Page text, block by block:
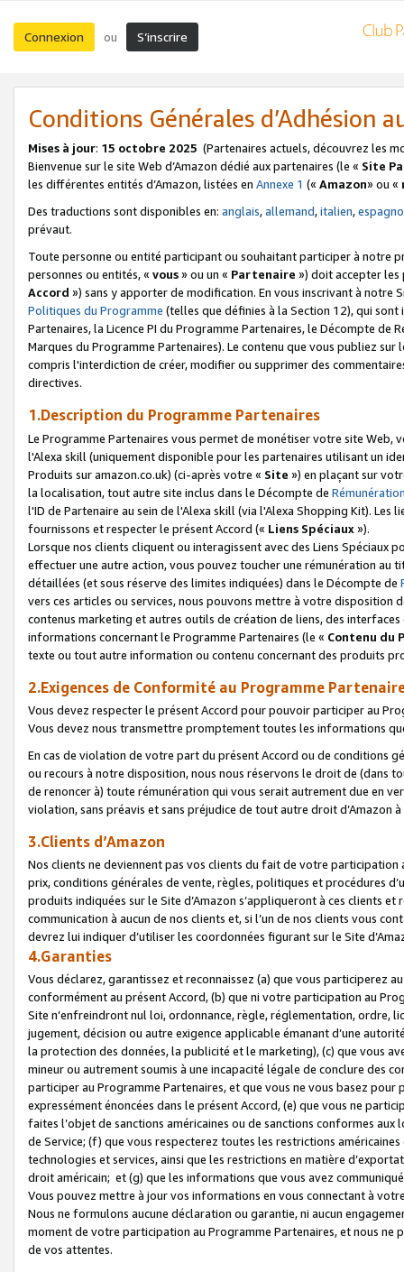
Connexion ou S’inscrire
Conditions Générales d’Adhésion
Mises à jour: 15 octobre 2025 (Partenaires actuels, découvrez les
Bienvenue sur le site Web d’Amazon dédié aux partenaires (le « Site
les différentes entités d’Amazon, listées en Annexe 1 (« Amazon» ou «
Des traductions sont disponibles en: anglais,allemand,italien,
prévaut.
Toute personne ou entité participant ou souhaitant participer à notre
personnes ou entités, « vous» ou un « Partenaire ») doit accepter les
Accord ») sans y apporter de modification. En vous inscrivant à notre
Politiques du Programme (telles que définies à la Section 12), qui
Partenaires, la Licence PI du Programme Partenaires, le Décompte de
Marques du Programme Partenaires). Le contenu que vous publiez
compris l'interdiction de créer, modifier ou supprimer des
directives.
1.Description du Programme Partenaires
Le Programme Partenaires vous permet de monétiser votre site Web,
l'Alexa skill (uniquement disponible pour les partenaires utilisant un
Produits sur amazon.co.uk) (ci-après votre « Site ») en plaçant sur
la localisation, tout autre site inclus dans le Décompte de
l'ID de Partenaire au sein de l'Alexa skill (via l'Alexa Shopping Kit).
fournissons et respecter le présent Accord (« Liens Spéciaux»).
Lorsque nos clients cliquent ou interagissent avec des Liens Spéciaux
effectuer une autre action, vous pouvez toucher une rémunération
détaillées (et sous réserve des limites indiquées) dans le Décompte de
vers ces articles ou services, nous pouvons mettre à votre disposition
contenus marketing et autres outils de création de liens, des
informations concernant le Programme Partenaires (le « Contenu du
texte ou tout autre information ou contenu concernant des produits
2.Exigences de Conformité au Programme
Vous devez respecter le présent Accord pour pouvoir participer au
Vous devez nous transmettre promptement toutes les informations
En cas de violation de votre part du présent Accord ou de conditions
ou recours à notre disposition, nous nous réservons le droit de (dans
de renoncer à) toute rémunération qui vous serait autrement due en
violation, sans préavis et sans préjudice de tout autre droit
3.Clients d’Amazon
Nos clients ne deviennent pas vos clients du fait de votre
prix, conditions générales de vente, règles, politiques et procédures
produits indiquées sur le Site d’Amazon s’appliqueront à ces clients
communication à aucun de nos clients et, si l’un de nos clients vous
devrez lui indiquer d’utiliser les coordonnées figurant sur le Site
4.Garanties
Vous déclarez, garantissez et reconnaissez (a) que vous participerez
conformément au présent Accord, (b) que ni votre participation au
Site n’enfreindront nul loi, ordonnance, règle, réglementation, ordre,
jugement, décision ou autre exigence applicable émanant d’une
la protection des données, la publicité et le marketing), (c) que vous
mineur ou autrement soumis à une incapacité légale de conclure des
participer au Programme Partenaires, et que vous ne vous basez
expressément énoncées dans le présent Accord, (e) que vous ne
faites l’objet de sanctions américaines ou de sanctions conformes
de Service; (f) que vous respecterez toutes les restrictions
technologies et services, ainsi que les restrictions en matière
droit américain; et (g) que les informations que vous avez
Vous pouvez mettre à jour vos informations en vous connectant à
Nous ne formulons aucune déclaration ou garantie, ni aucun
moment de votre participation au Programme Partenaires, et nous
de vos attentes.